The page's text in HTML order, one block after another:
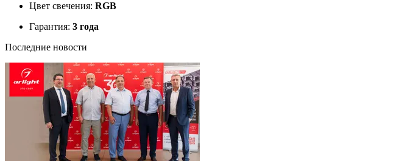
Цвет свечения: RGB
Гарантия: 3 года
Последние новости